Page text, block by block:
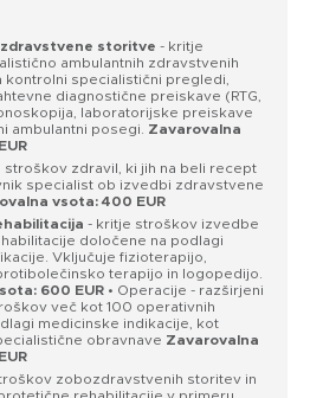
storitve - kritje
ambulantnih zdravstvenih
kontrolni specialistični pregledi,
diagnostične preiskave (RTG,
laboratorijske preiskave
ambulantni posegi. Zavarovalna
stroškov zdravil, ki jih na beli recept
specialist ob izvedbi zdravstvene
vsota: 400 EUR
- kritje stroškov izvedbe
določene na podlagi
Vključuje fizioterapijo,
terapijo in logopedijo.
600 EUR • Operacije - razširjeni
več kot 100 operativnih
medicinske indikacije, kot
obravnave Zavarovalna
zobozdravstvenih storitev in